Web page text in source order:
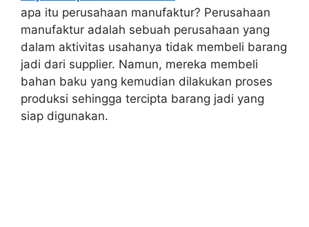
apa itu perusahaan manufaktur? Perusahaan
manufaktur adalah sebuah perusahaan yang
dalam aktivitas usahanya tidak membeli barang
jadi dari supplier. Namun, mereka membeli
bahan baku yang kemudian dilakukan proses
produksi sehingga tercipta barang jadi yang
siap digunakan.